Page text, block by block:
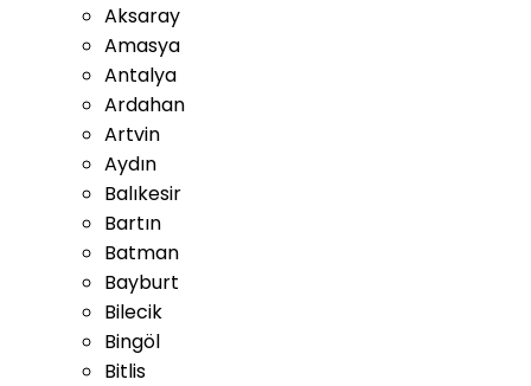
Aksaray
Amasya
Antalya
Ardahan
Artvin
Aydın
Balıkesir
Bartın
Batman
Bayburt
Bilecik
Bingöl
Bitlis